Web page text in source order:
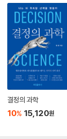
결정의 과학
10% 15,120원